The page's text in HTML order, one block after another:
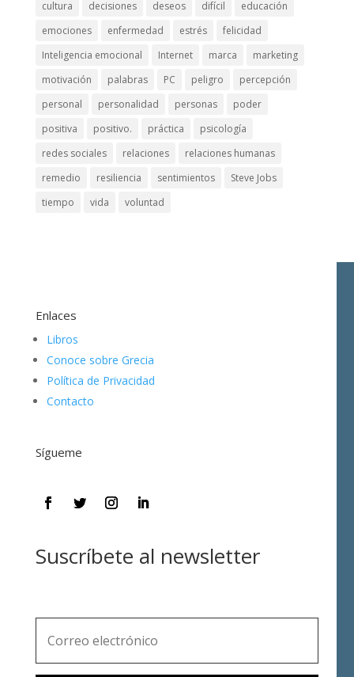
cultura
decisiones deseos difícil
educación
emociones
enfermedad estrés
felicidad
Inteligencia emocional
Internet marca
marketing
motivación
palabras PC peligro
percepción
personal
personalidad personas
poder
positiva
positivo. práctica
psicología
redes sociales
relaciones
relaciones humanas
remedio
resiliencia sentimientos
Steve Jobs
tiempo
vida voluntad
Enlaces
Libros
Conoce sobre Grecia
Política de Privacidad
Contacto
Sígueme
Suscríbete al newsletter